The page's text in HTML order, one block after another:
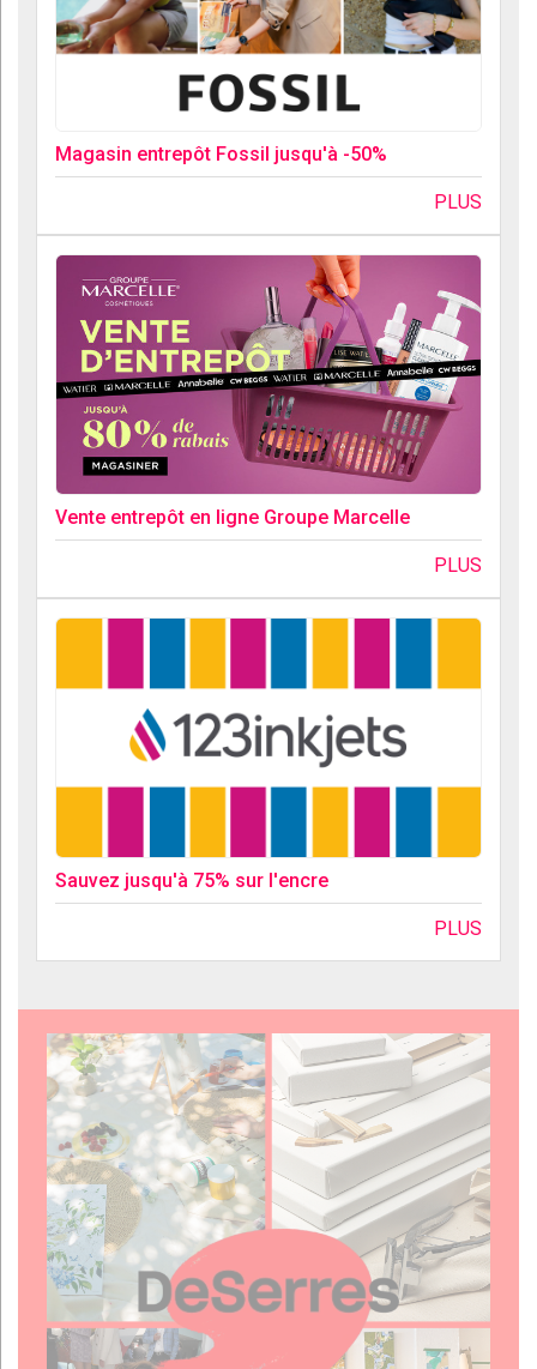
Magasin entrepôt Fossil jusqu'à -50%
PLUS
Vente entrepôt en ligne Groupe Marcelle
PLUS
Sauvez jusqu'à 75% sur l'encre
PLUS